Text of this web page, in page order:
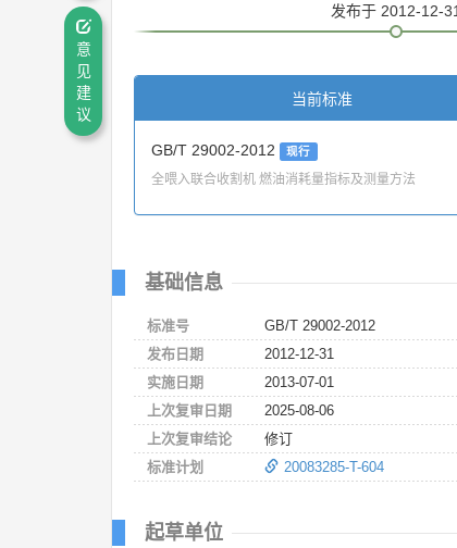
发布于 2012-12-31
当前标准
GB/T 29002-2012 现行
全喂入联合收割机 燃油消耗量指标及测量方法
基础信息
标准号
GB/T 29002-2012
发布日期
2012-12-31
实施日期
2013-07-01
上次复审日期
2025-08-06
上次复审结论
修订
标准计划
20083285-T-604
起草单位
意
见
建
议